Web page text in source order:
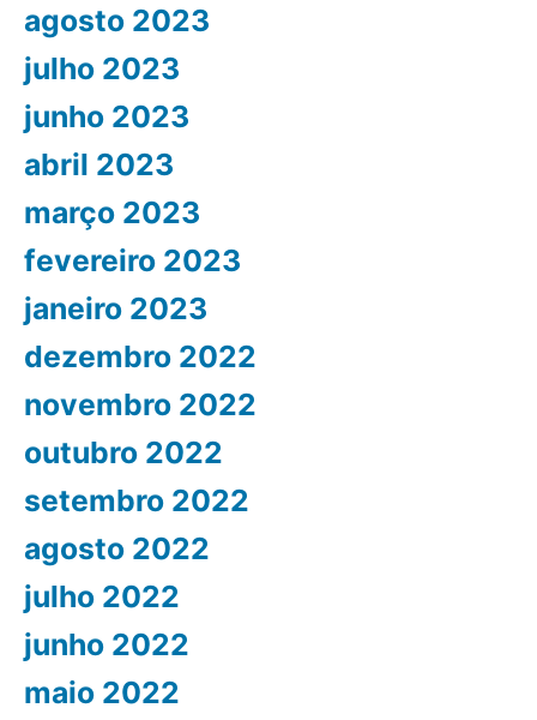
agosto 2023
julho 2023
junho 2023
abril 2023
março 2023
fevereiro 2023
janeiro 2023
dezembro 2022
novembro 2022
outubro 2022
setembro 2022
agosto 2022
julho 2022
junho 2022
maio 2022